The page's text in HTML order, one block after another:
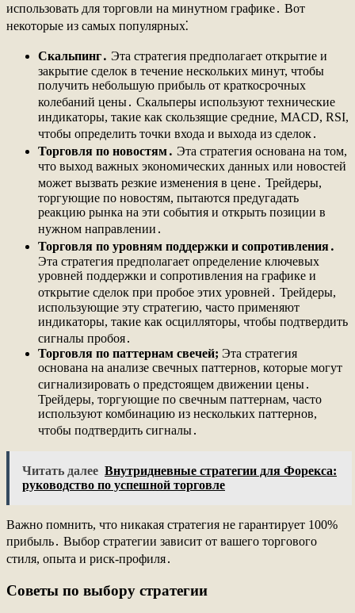
использовать для торговли на минутном графике․ Вот
некоторые из самых популярных⁚
Скальпинг․ Эта стратегия предполагает открытие и
закрытие сделок в течение нескольких минут, чтобы
получить небольшую прибыль от краткосрочных
колебаний цены․ Скальперы используют технические
индикаторы, такие как скользящие средние, MACD, RSI,
чтобы определить точки входа и выхода из сделок․
Торговля по новостям․ Эта стратегия основана на том,
что выход важных экономических данных или новостей
может вызвать резкие изменения в цене․ Трейдеры,
торгующие по новостям, пытаются предугадать
реакцию рынка на эти события и открыть позиции в
нужном направлении․
Торговля по уровням поддержки и сопротивления․
Эта стратегия предполагает определение ключевых
уровней поддержки и сопротивления на графике и
открытие сделок при пробое этих уровней․ Трейдеры,
использующие эту стратегию, часто применяют
индикаторы, такие как осцилляторы, чтобы подтвердить
сигналы пробоя․
Торговля по паттернам свечей; Эта стратегия
основана на анализе свечных паттернов, которые могут
сигнализировать о предстоящем движении цены․
Трейдеры, торгующие по свечным паттернам, часто
используют комбинацию из нескольких паттернов,
чтобы подтвердить сигналы․
Читать далее Внутридневные стратегии для Форекса:
руководство по успешной торговле
Важно помнить, что никакая стратегия не гарантирует 100%
прибыль․ Выбор стратегии зависит от вашего торгового
стиля, опыта и риск-профиля․
Советы по выбору стратегии